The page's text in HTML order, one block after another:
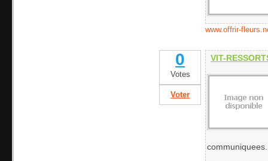
www.offrir-
0
Votes
Voter
VIT-